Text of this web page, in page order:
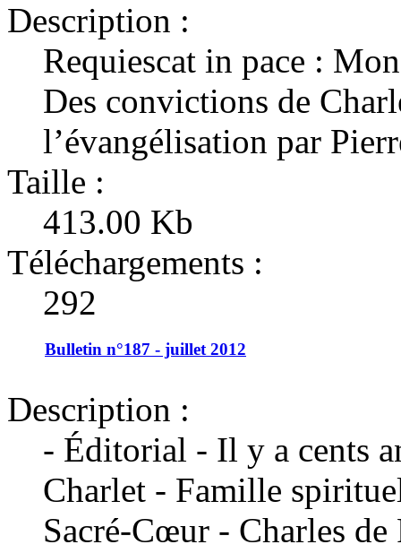
Description :
Requiescat in pace :
Des convictions de
l’évangélisation par
Taille :
413.00 Kb
Téléchargements :
292
Bulletin n°187 - juillet 2012
Description :
- Éditorial - Il y a cents
Charlet - Famille
Sacré-Cœur - Charles